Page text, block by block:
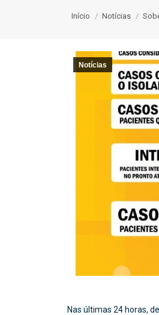
Início Notícias
Notícias
Nas últimas 24 horas,